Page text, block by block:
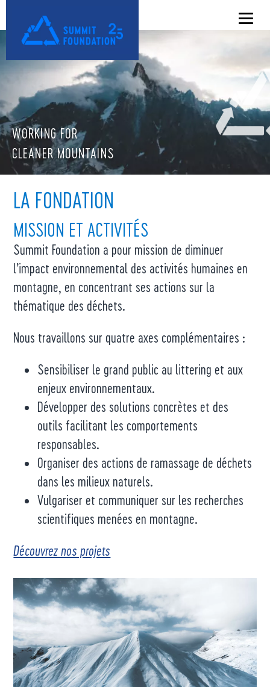
WORKING FOR
CLEANER MOUNTAINS
LA FONDATION
MISSION ET ACTIVITÉS
Summit Foundation a pour mission de diminuer
l’impact environnemental des activités humaines en
montagne, en concentrant ses actions sur la
thématique des déchets.
Nous travaillons sur quatre axes complémentaires :
Sensibiliser le grand public au littering et aux
enjeux environnementaux.
Développer des solutions concrètes et des
outils facilitant les comportements
responsables.
Organiser des actions de ramassage de déchets
dans les milieux naturels.
Vulgariser et communiquer sur les recherches
scientifiques menées en montagne.
Découvrez nos projets